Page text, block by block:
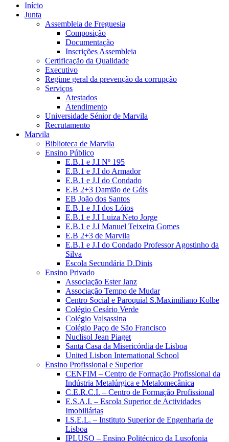
Início
Junta
Assembleia de Freguesia
Composição
Documentação
Inscrições Assembleia
Certificação da Qualidade
Executivo
Regime geral da prevenção da corrupção
Serviços
Atestados
Atendimento
Universidade Sénior de Marvila
Recrutamento
Marvila
Biblioteca de Marvila
Ensino Público
E.B.1 e J.I Nº 195
E.B.1 e J.I do Armador
E.B.1 e J.I do Condado
E.B 2+3 Damião de Góis
EB João dos Santos
E.B.1 e J.I dos Lóios
E.B.1 e J.I Luiza Neto Jorge
E.B.1 e J.I Manuel Teixeira Gomes
E.B 2+3 de Marvila
E.B.1 e J.I do Condado Professor Agostinho da
Silva
Escola Secundária D.Dinis
Ensino Privado
Associação Ester Janz
Associação Tempo de Mudar
Centro Social e Paroquial S.Maximiliano Kolbe
Colégio Cesário Verde
Colégio Valsassina
Colégio Paço de São Francisco
Nuclisol Jean Piaget
Santa Casa da Misericórdia de Lisboa
United Lisbon International School
Ensino Profissional e Superior
CENFIM – Centro de Formação Profissional da
Indústria Metalúrgica e Metalomecânica
C.E.R.C.I. – Centro de Formação Profissional
E.S.A.I. – Escola Superior de Actividades
Imobiliárias
I.S.E.L. – Instituto Superior de Engenharia de
Lisboa
IPLUSO – Ensino Politécnico da Lusofonia